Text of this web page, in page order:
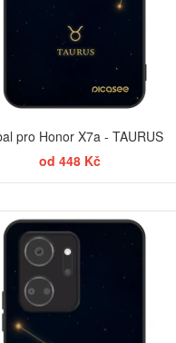
pro Honor X7a - TAURUS
od 448 Kč